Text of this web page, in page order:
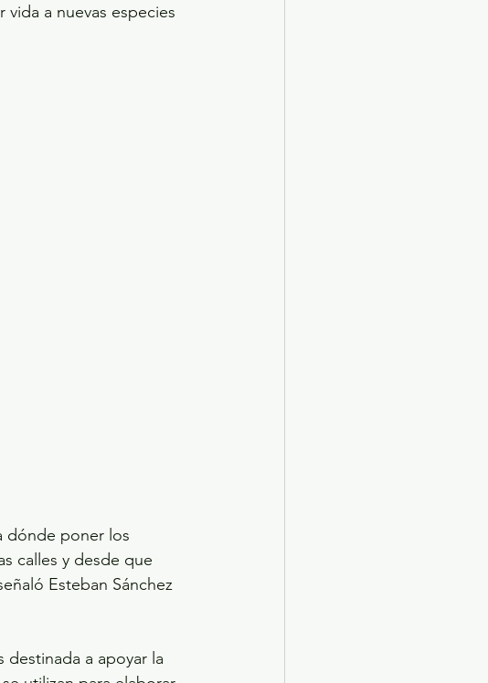
a nuevas especies
dónde poner los
calles y desde que
Esteban Sánchez
a apoyar la